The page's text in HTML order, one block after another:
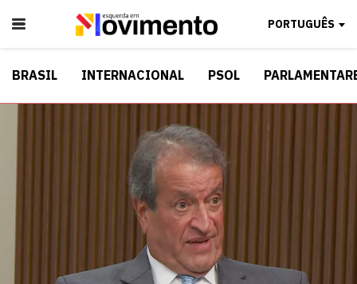
PORTUGUÊS
BRASIL INTERNACIONAL PSOL